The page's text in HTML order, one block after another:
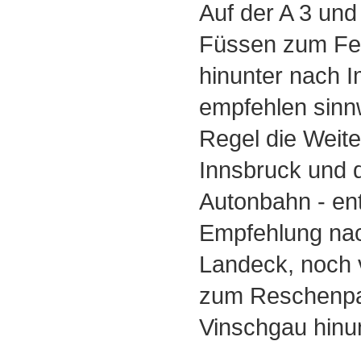
Auf der A 3
Füssen zum
hinunter nach
empfehlen
Regel die
Innsbruck und
Autonbahn -
Empfehlung
Landeck, noch
zum
Vinschgau